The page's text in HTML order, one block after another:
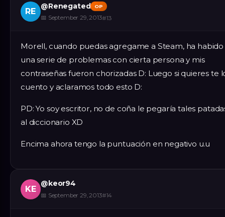
RE
@Renegated OP
📅 September 29, 2013#13
Morell, cuando puedas agregame a Steam, ha habido
una serie de problemas con cierta persona y mis
contraseñas fueron chorizadas D: Luego si quieres te
cuento y aclaramos todo esto D:
PD: Yo soy escritor, no de coña le pegaría tales
al diccionario XD
Encima ahora tengo la puntuación en negativo u.u
KE
@ keor94
📅 September 29, 2013#14